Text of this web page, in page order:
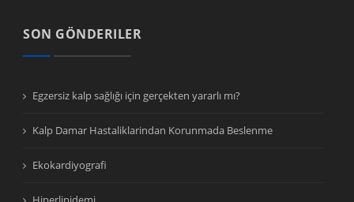
SON GÖNDERILER
Egzersiz kalp sağlığı için gerçekten yararlı mı?
Kalp Damar Hastaliklarindan Korunmada Beslenme
Ekokardiyografi